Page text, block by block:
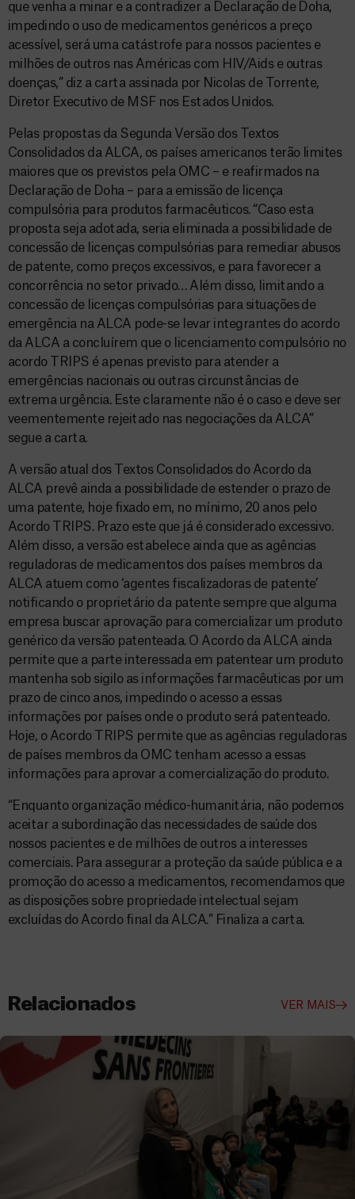
que venha a minar e a contradizer a Declaração de Doha,
impedindo o uso de medicamentos genéricos a preço
acessível, será uma catástrofe para nossos pacientes e
milhões de outros nas Américas com HIV/Aids e outras
doenças,” diz a carta assinada por Nicolas de Torrente,
Diretor Executivo de MSF nos Estados Unidos.
Pelas propostas da Segunda Versão dos Textos
Consolidados da ALCA, os países americanos terão limites
maiores que os previstos pela OMC – e reafirmados na
Declaração de Doha – para a emissão de licença
compulsória para produtos farmacêuticos. “Caso esta
proposta seja adotada, seria eliminada a possibilidade de
concessão de licenças compulsórias para remediar abusos
de patente, como preços excessivos, e para favorecer a
concorrência no setor privado… Além disso, limitando a
concessão de licenças compulsórias para situações de
emergência na ALCA pode-se levar integrantes do acordo
da ALCA a concluírem que o licenciamento compulsório no
acordo TRIPS é apenas previsto para atender a
emergências nacionais ou outras circunstâncias de
extrema urgência. Este claramente não é o caso e deve ser
veementemente rejeitado nas negociações da ALCA”
segue a carta.
A versão atual dos Textos Consolidados do Acordo da
ALCA prevê ainda a possibilidade de estender o prazo de
uma patente, hoje fixado em, no mínimo, 20 anos pelo
Acordo TRIPS. Prazo este que já é considerado excessivo.
Além disso, a versão estabelece ainda que as agências
reguladoras de medicamentos dos países membros da
ALCA atuem como ‘agentes fiscalizadoras de patente’
notificando o proprietário da patente sempre que alguma
empresa buscar aprovação para comercializar um produto
genérico da versão patenteada. O Acordo da ALCA ainda
permite que a parte interessada em patentear um produto
mantenha sob sigilo as informações farmacêuticas por um
prazo de cinco anos, impedindo o acesso a essas
informações por países onde o produto será patenteado.
Hoje, o Acordo TRIPS permite que as agências reguladoras
de países membros da OMC tenham acesso a essas
informações para aprovar a comercialização do produto.
“Enquanto organização médico-humanitária, não podemos
aceitar a subordinação das necessidades de saúde dos
nossos pacientes e de milhões de outros a interesses
comerciais. Para assegurar a proteção da saúde pública e a
promoção do acesso a medicamentos, recomendamos que
as disposições sobre propriedade intelectual sejam
excluídas do Acordo final da ALCA.” Finaliza a carta.
Relacionados VER MAIS